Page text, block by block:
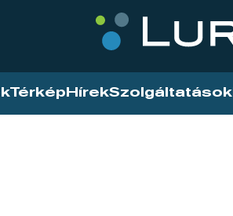
Térkép HírekSzolgáltatások